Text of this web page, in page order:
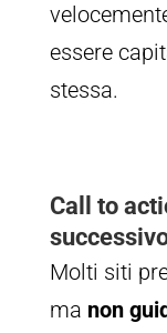
essere
stessa.
Call to
Molti siti
ma non